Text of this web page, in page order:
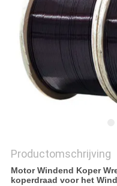
Productomschrijving
Motor Windend Koper
koperdraad voor het